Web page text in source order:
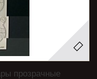
прозрачные